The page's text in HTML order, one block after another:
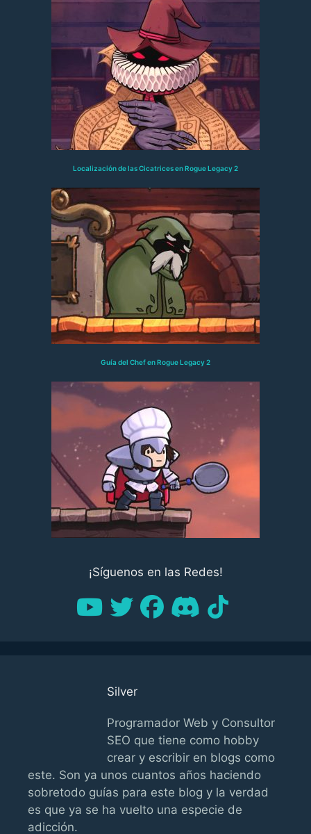
Localización de las Cicatrices en Rogue Legacy 2
Guía del Chef en Rogue Legacy 2
¡Síguenos en las Redes!
Silver
Programador Web y Consultor
SEO que tiene como hobby
crear y escribir en blogs como
este. Son ya unos cuantos años haciendo
sobretodo guías para este blog y la verdad
es que ya se ha vuelto una especie de
adicción.